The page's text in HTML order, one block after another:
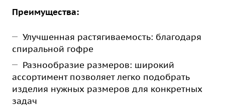
Преимущества:
Улучшенная растягиваемость: благодаря
спиральной гофре
Разнообразие размеров: широкий
ассортимент позволяет легко подобрать
изделия нужных размеров для конкретных
задач